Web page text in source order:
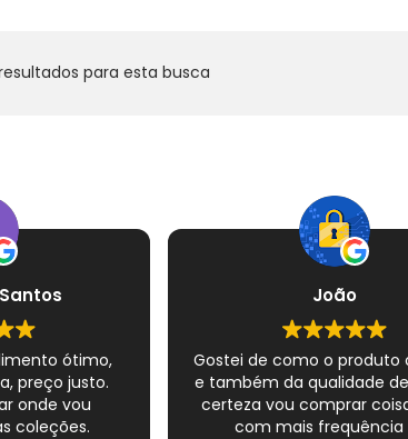
para esta busca
ótimo,
preço justo.
onde vou
coleções.
João
Gostei de como o produto
e também da qualidade
certeza vou comprar
com mais frequência